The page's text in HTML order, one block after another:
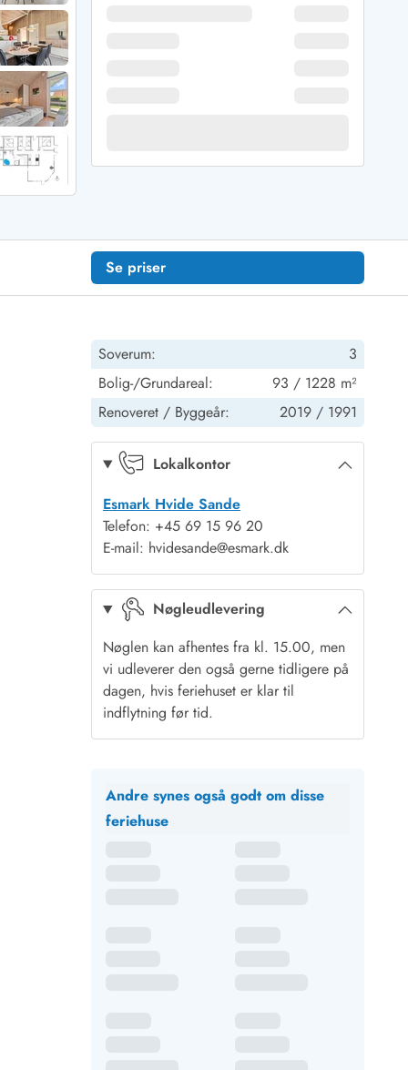
Se priser
Soverum:
3
Bolig-/Grundareal:
93 / 1228 m²
Renoveret / Byggeår: 2019 / 1991
Lokalkontor
Esmark Hvide Sande
Telefon: +45 69 15 96 20
E-mail: hvidesande@esmark.dk
Nøgleudlevering
Nøglen kan afhentes fra kl. 15.00, men
vi udleverer den også gerne tidligere på
dagen, hvis feriehuset er klar til
indflytning før tid.
Andre synes også godt om disse
feriehuse